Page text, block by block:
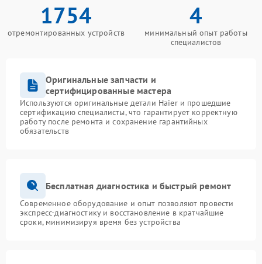
1754
отремонтированных устройств
4
минимальный опыт работы
специалистов
Оригинальные запчасти и
сертифицированные мастера
Используются оригинальные детали Haier и прошедшие
сертификацию специалисты, что гарантирует корректную
работу после ремонта и сохранение гарантийных
обязательств
Бесплатная диагностика и быстрый ремонт
Современное оборудование и опыт позволяют провести
экспресс-диагностику и восстановление в кратчайшие
сроки, минимизируя время без устройства